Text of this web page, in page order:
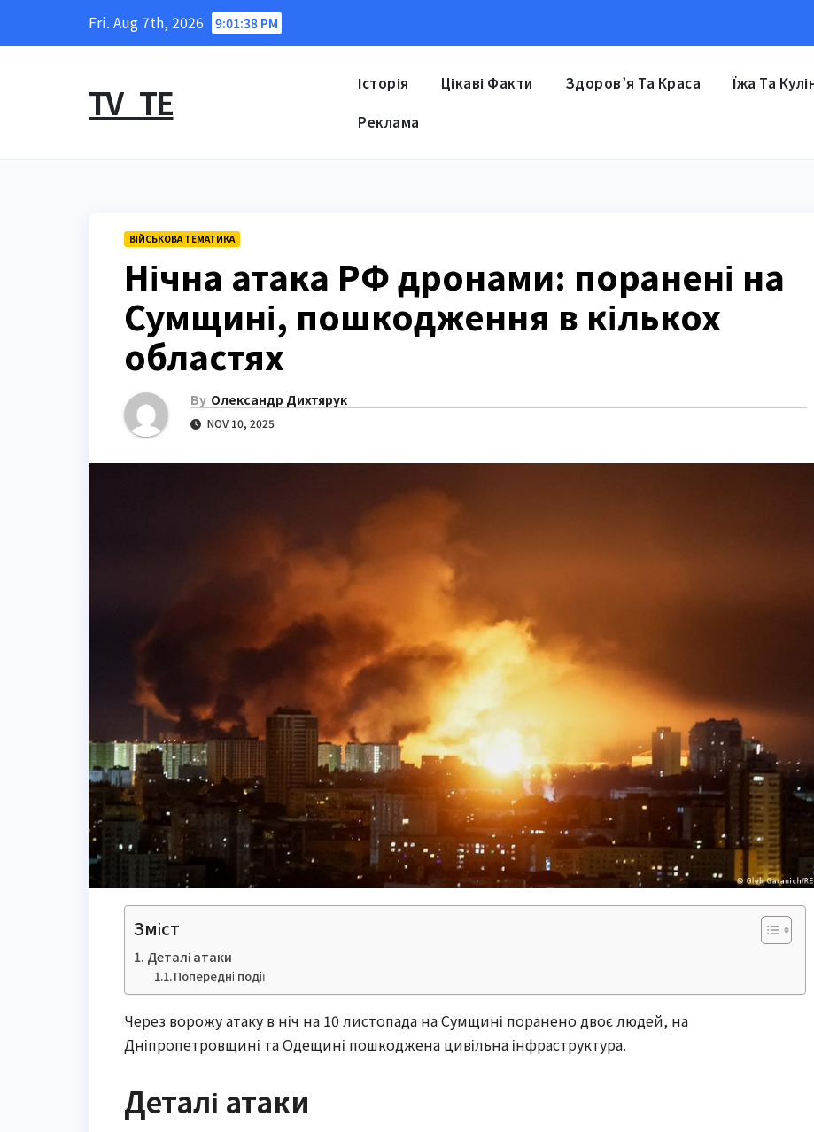
Fri. Aug 7th, 2026 9:01:40 PM
TV_TE Історія Цікаві Факти Здоров’я Та Краса Їжа Та
Реклама
ВІЙСЬКОВА ТЕМАТИКА
Нічна атака РФ дронами: поранені на
Сумщині, пошкодження в кількох
областях
By Олександр Дихтярук
NOV 10, 2025
Зміст
Деталі атаки
Попередні події
Через ворожу атаку в ніч на 10 листопада на Сумщині поранено двоє людей, на
Дніпропетровщині та Одещині пошкоджена цивільна інфраструктура.
Деталі атаки